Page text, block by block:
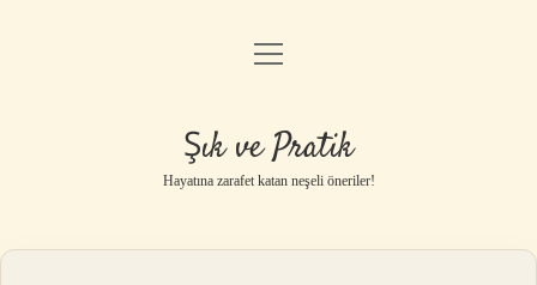
Anasayfa
Yasal Uyarı
menüyü
Şık ve Pratik
Hayatına zarafet katan neşeli öneriler!